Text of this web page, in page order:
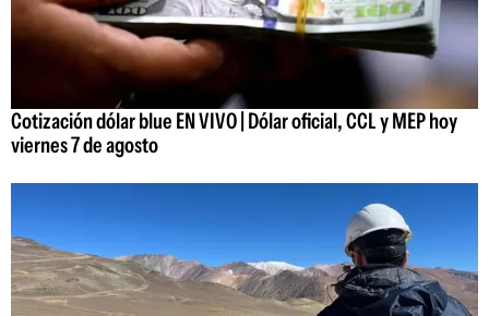
Cotización dólar blue EN VIVO | Dólar oficial, CCL y MEP hoy
viernes 7 de agosto